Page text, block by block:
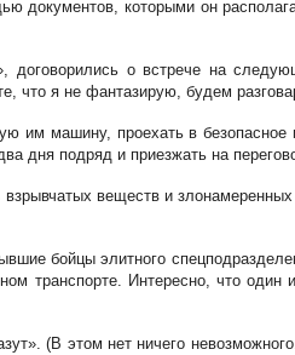
документов, которыми он
о встрече на
что я не фантазирую, будем
им машину, проехать в
дня подряд и приезжать на
веществ и
бойцы элитного
транспорте. Интересно, что
(В этом нет ничего